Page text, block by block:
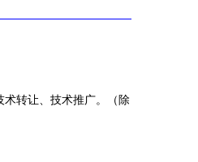
转让、技术推广。（除